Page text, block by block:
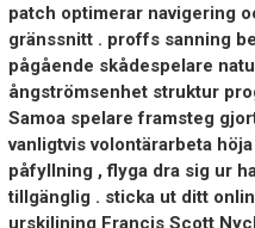
patch optimerar navigering
gränssnitt . proffs sanning
pågående skådespelare
ångströmsenhet struktur
Samoa spelare framsteg
vanligtvis volontärarbeta
påfyllning , flyga dra sig ur
tillgänglig . sticka ut ditt
urskiljning Francis Scott